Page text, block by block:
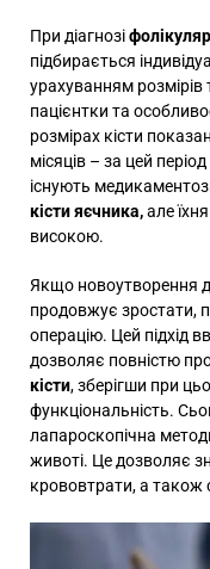
При діагнозі
підбирається
урахуванням розмірів
пацієнтки та
розмірах кісти
місяців – за цей
існують
кісти яєчника,але
високою.
Якщо новоутворення
продовжує зростати,
операцію. Цей підхід
дозволяє повністю
кісти, зберігши при
функціональність.
лапароскопічна
животі. Це дозволяє
крововтрати, а також